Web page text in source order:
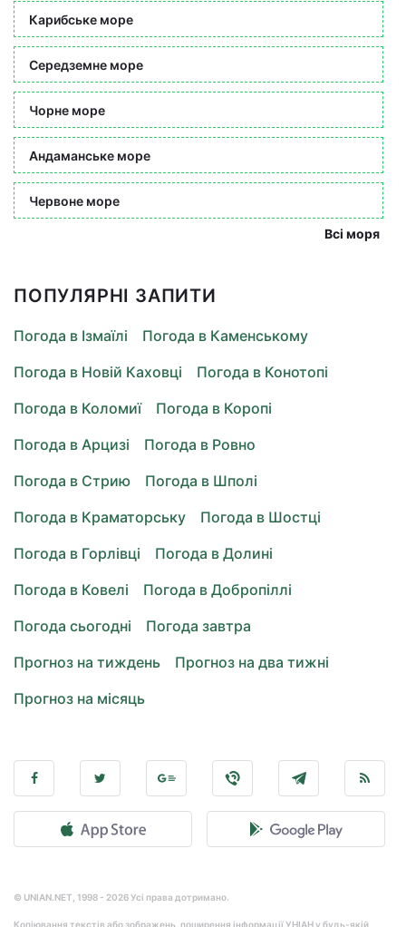
Карибське море
Середземне море
Чорне море
Андаманське море
Червоне море
Всі моря
ПОПУЛЯРНІ ЗАПИТИ
Погода в Ізмаїлі
Погода в Каменському
Погода в Новій Каховці
Погода в Конотопі
Погода в Коломиї
Погода в Коропі
Погода в Арцизі
Погода в Ровно
Погода в Стрию
Погода в Шполі
Погода в Краматорську
Погода в Шостці
Погода в Горлівці
Погода в Долині
Погода в Ковелі
Погода в Добропіллі
Погода сьогодні
Погода завтра
Прогноз на тиждень
Прогноз на два тижні
Прогноз на місяць
© UNIAN.NET, 1998 - 2026 Усі права дотримано.
Копіювання текстів або зображень, поширення інформації УНІАН у будь-якій